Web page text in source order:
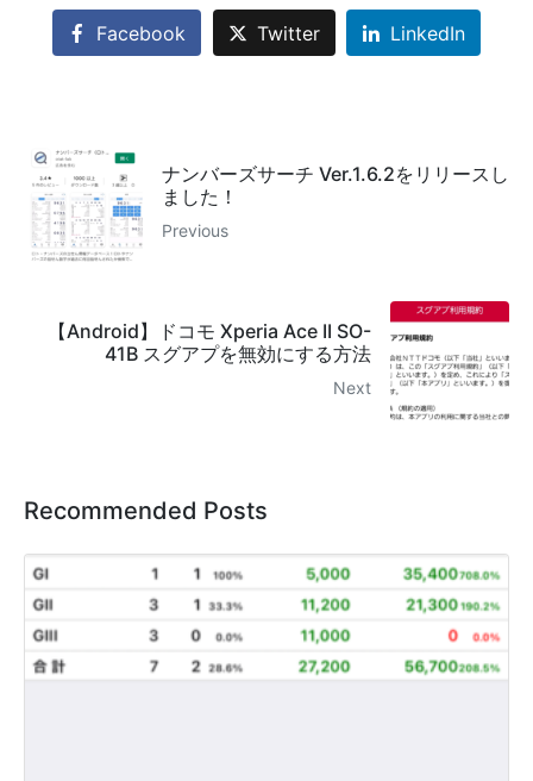
Facebook Twitter LinkedIn
ナンバーズサーチ Ver.1.6.2をリリースし
ました！
Previous
【Android】ドコモ Xperia Ace II SO-
41B スグアプを無効にする方法
Next
Recommended Posts